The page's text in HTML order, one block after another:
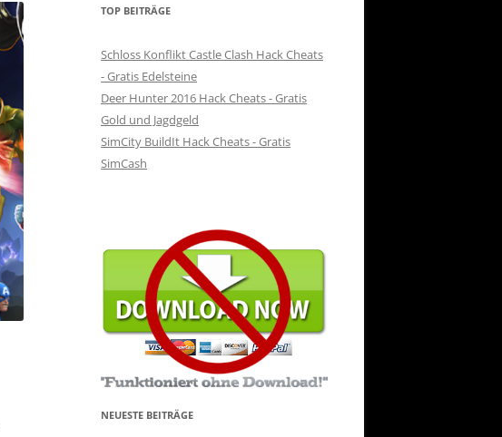
TOP BEITRÄGE
Schloss Konflikt Castle Clash Hack Cheats
- Gratis Edelsteine
Deer Hunter 2016 Hack Cheats - Gratis
Gold und Jagdgeld
SimCity BuildIt Hack Cheats - Gratis
SimCash
NEUESTE BEITRÄGE